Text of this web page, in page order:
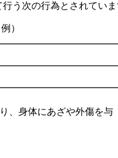
う次の行為とされていま
）
、身体にあざや外傷を与